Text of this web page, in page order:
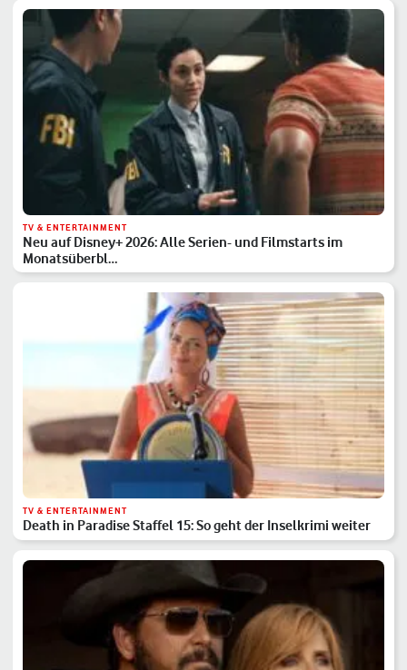
TV & ENTERTAINMENT
Neu auf Disney+ 2026: Alle Serien- und Filmstarts im
Monatsüberbl…
TV & ENTERTAINMENT
Death in Paradise Staffel 15: So geht der Inselkrimi weiter